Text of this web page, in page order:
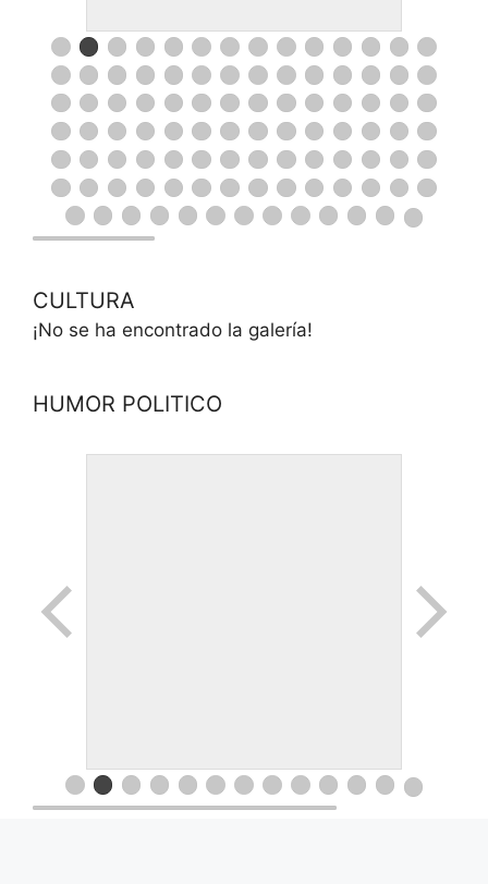
CULTURA
¡No se ha encontrado la galería!
HUMOR POLITICO